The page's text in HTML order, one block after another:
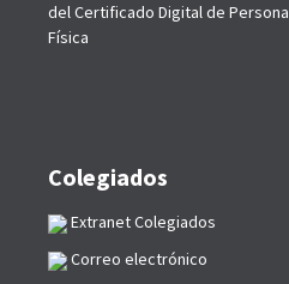
del Certificado Digital de Persona
Física
Colegiados
Extranet Colegiados
Correo electrónico